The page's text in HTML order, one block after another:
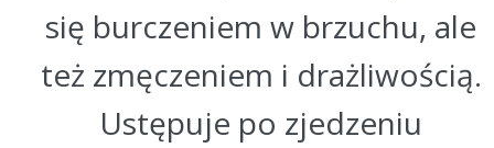
się burczeniem w brzuchu, ale
też zmęczeniem i drażliwością.
Ustępuje po zjedzeniu